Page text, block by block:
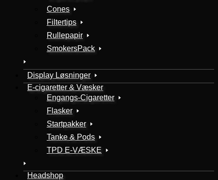
Cones
Filtertips
Rullepapir
SmokersPack
Display Løsninger
E-cigaretter & Væsker
Engangs-Cigaretter
Flasker
Startpakker
Tanke & Pods
TPD E-VÆSKE
Headshop